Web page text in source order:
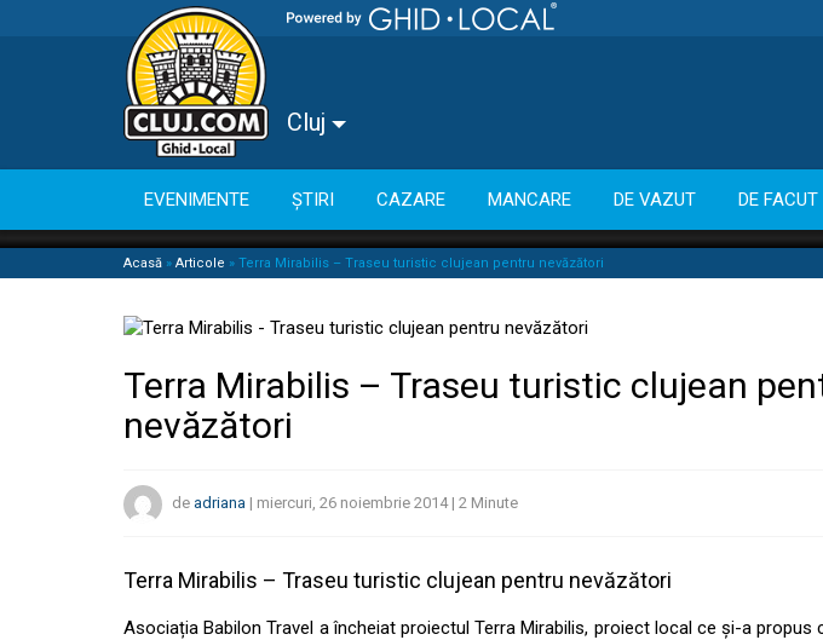
Cluj
EVENIMENTE ȘTIRI CAZARE MANCARE DE VAZUT DE FACUT
Acasă » Articole » Terra Mirabilis – Traseu turistic clujean pentru nevăzători
Terra Mirabilis – Traseu turistic clujean
nevăzători
de adriana | miercuri, 26 noiembrie 2014| 2 Minute
Terra Mirabilis – Traseu turistic clujean pentru nevăzători
Asociația Babilon Travel a încheiat proiectul Terra Mirabilis, proiect local ce și-a propus